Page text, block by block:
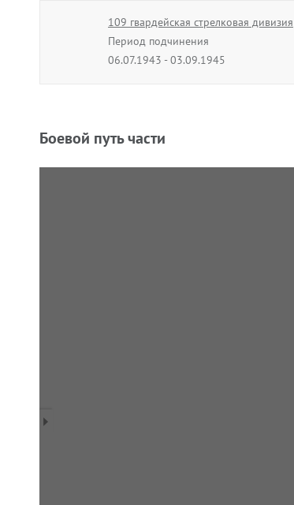
109 гвардейская стрелковая дивизия
Период подчинения
06.07.1943 - 03.09.1945
Боевой путь части